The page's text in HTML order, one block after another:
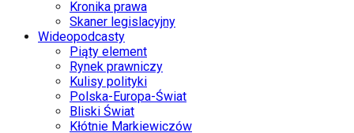
Kronika prawa
Skaner legislacyjny
Wideopodcasty
Piąty element
Rynek prawniczy
Kulisy polityki
Polska-Europa-Świat
Bliski Świat
Kłótnie Markiewiczów